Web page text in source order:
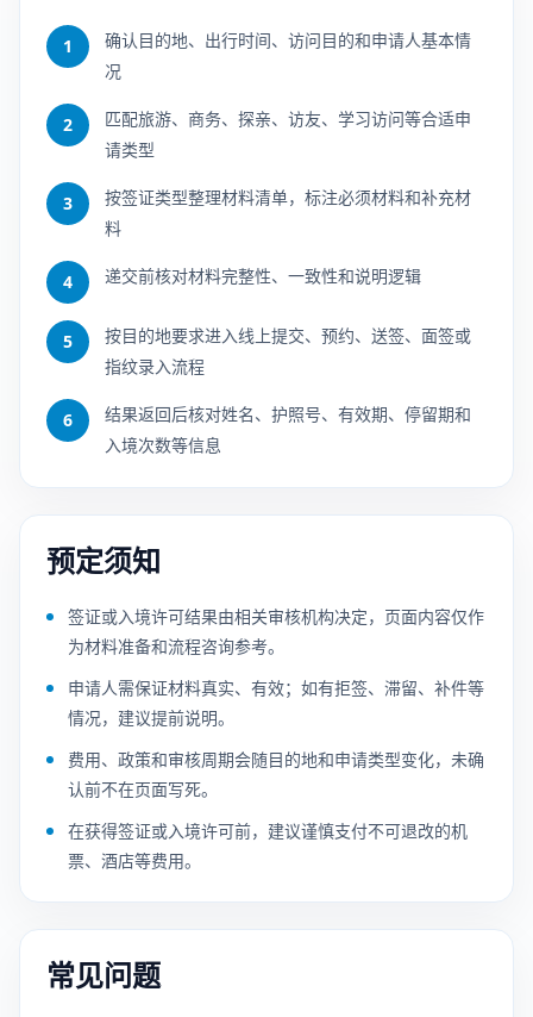
1
确认目的地、出行时间、访问目的和申请人基本情
况
2
匹配旅游、商务、探亲、访友、学习访问等合适申
请类型
3
按签证类型整理材料清单，标注必须材料和补充材
料
4 递交前核对材料完整性、一致性和说明逻辑
5
按目的地要求进入线上提交、预约、送签、面签或
指纹录入流程
6
结果返回后核对姓名、护照号、有效期、停留期和
入境次数等信息
预定须知
签证或入境许可结果由相关审核机构决定，页面内容仅作
为材料准备和流程咨询参考。
申请人需保证材料真实、有效；如有拒签、滞留、补件等
情况，建议提前说明。
费用、政策和审核周期会随目的地和申请类型变化，未确
认前不在页面写死。
在获得签证或入境许可前，建议谨慎支付不可退改的机
票、酒店等费用。
常见问题